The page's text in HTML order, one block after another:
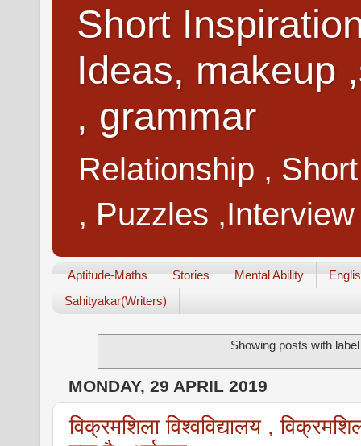
Short
Ideas, makeup
, grammar
Relationship ,
, Puzzles
Aptitude-Maths Stories Mental Ability
Sahityakar(Writers)
Showing posts with
MONDAY, 29 APRIL 2019
विक्रमशिला विश्वविद्यालय ,